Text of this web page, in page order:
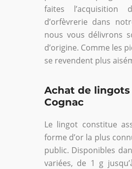
faites l’acquisition
d’orfèvrerie dans
nous vous délivrons
d’origine. Comme les
se revendent plus
Achat de lingots
Cognac
Le lingot constitue
forme d’or la plus
public. Disponibles
variées, de 1 g